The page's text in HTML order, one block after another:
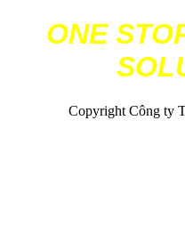
ONE
Copyright Công ty